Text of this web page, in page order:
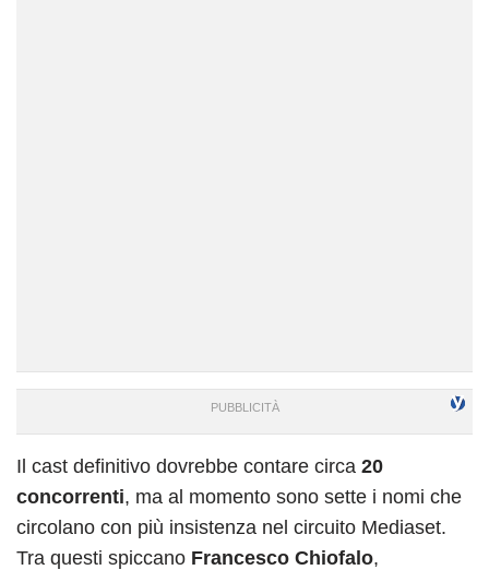
Il cast definitivo dovrebbe contare circa 20
concorrenti, ma al momento sono sette i nomi che
circolano con più insistenza nel circuito Mediaset.
Tra questi spiccano Francesco Chiofalo,